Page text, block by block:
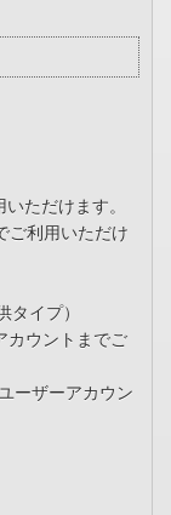
ただけます。
ご利用いただけ
イプ）
カウントまでご
ーザーアカウン